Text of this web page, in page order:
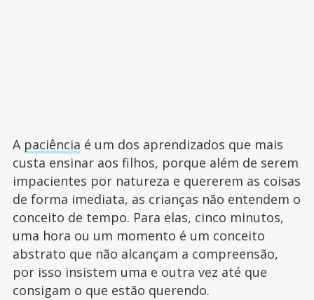
A paciência é um dos aprendizados que mais
custa ensinar aos filhos, porque além de serem
impacientes por natureza e quererem as coisas
de forma imediata, as crianças não entendem o
conceito de tempo. Para elas, cinco minutos,
uma hora ou um momento é um conceito
abstrato que não alcançam a compreensão,
por isso insistem uma e outra vez até que
consigam o que estão querendo.